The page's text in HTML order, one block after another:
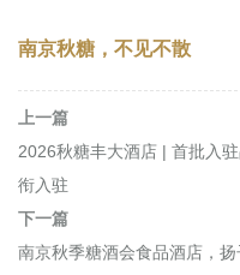
梦之*（
南京秋糖，不见不散
上一篇
2026秋糖丰大酒店 | 首批入
衔入驻
下一篇
南京秋季糖酒会食品酒店，